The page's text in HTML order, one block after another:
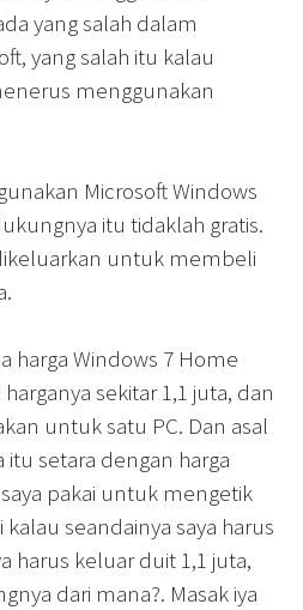
yang salah dalam
yang salah itu kalau
menggunakan
Microsoft Windows
itu tidaklah gratis.
untuk membeli
harga Windows 7 Home
sekitar 1,1 juta, dan
untuk satu PC. Dan asal
itu setara dengan harga
pakai untuk mengetik
seandainya saya harus
harus keluar duit 1,1 juta,
dari mana?. Masak iya